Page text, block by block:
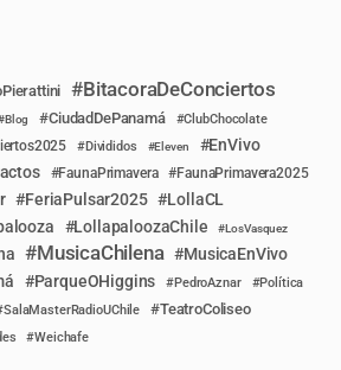
BitacoraDeConciertos
Blog CiudadDePanamá ClubChocolate
Divididos Eleven EnVivo
FaunaPrimavera FaunaPrimavera2025
FeriaPulsar2025
LollaCL
LollapaloozaChile
LosVasquez
MusicaChilena MusicaEnVivo
ParqueOHiggins PedroAznar
Política
SalaMasterRadioUChile TeatroColiseo
Weichafe